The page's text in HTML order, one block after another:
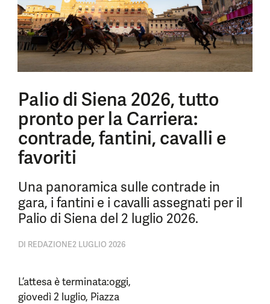
Palio di Siena 2026, tutto
pronto per la Carriera:
contrade, fantini, cavalli e
favoriti
Una panoramica sulle contrade in
gara, i fantini e i cavalli assegnati per il
Palio di Siena del 2 luglio 2026.
DI REDAZIONE2 LUGLIO 2026
L’attesa è terminata:oggi,
giovedì 2 luglio, Piazza